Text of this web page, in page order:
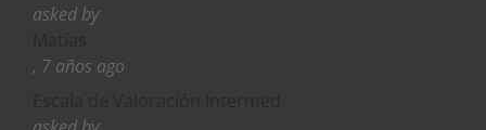
asked by
, 7 años ago